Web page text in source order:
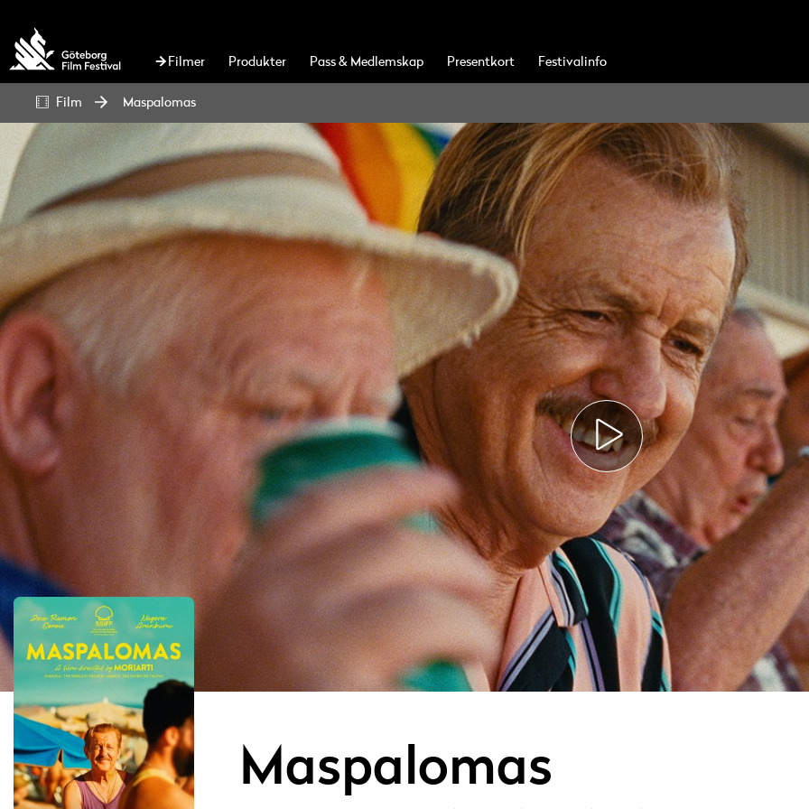
Filmer Produkter Pass & Medlemskap Presentkort Festivalinfo
Film Maspalomas
Maspalomas